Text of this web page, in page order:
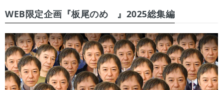
WEB限定企画『板尾のめ゙』2025総集編